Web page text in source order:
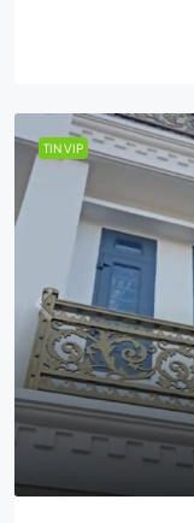
TIN VIP